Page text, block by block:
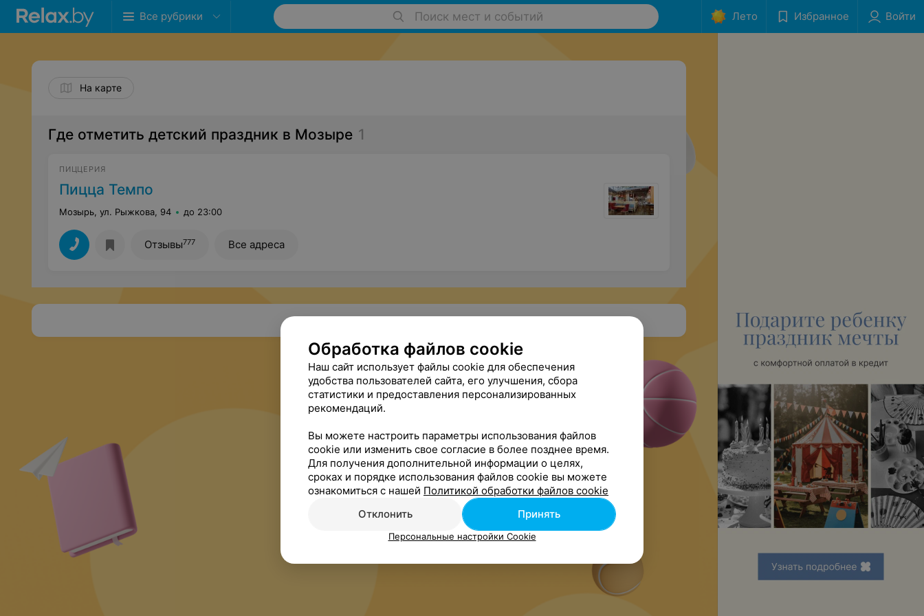
Все рубрики Поиск мест и событий Лето Избранное Войти
На карте
Где отметить детский праздник в Мозыре 1
ПИЦЦЕРИЯ
Пицца Темпо
Мозырь, ул. Рыжкова, 94 до 23:00
Отзывы777 Все адреса
Обработка файлов cookie
Наш сайт использует файлы cookie для обеспечения
удобства пользователей сайта, его улучшения, сбора
статистики и предоставления персонализированных
рекомендаций.
Вы можете настроить параметры использования файлов
cookie или изменить свое согласие в более позднее время.
Для получения дополнительной информации о целях,
сроках и порядке использования файлов cookie вы можете
ознакомиться с нашей Политикой обработки файлов cookie
Отклонить
Принять
Персональные настройки Cookie